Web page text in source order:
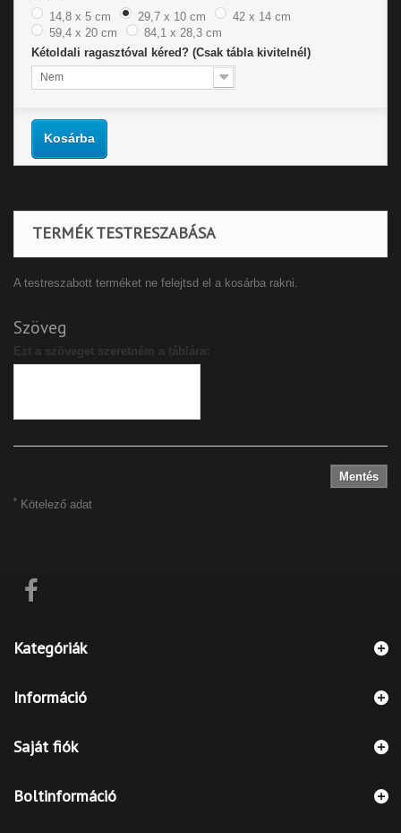
14,8 x 5 cm
29,7 x 10 cm
42 x 14 cm
59,4 x 20 cm
84,1 x 28,3 cm
Kétoldali ragasztóval kéred? (Csak tábla kivitelnél)
Nem
Kosárba
TERMÉK TESTRESZABÁSA
A testreszabott terméket ne felejtsd el a kosárba rakni.
Szöveg
Ezt a szöveget szeretném a táblára:
Mentés
* Kötelező adat
Kategóriák
Információ
Saját fiók
Boltinformáció